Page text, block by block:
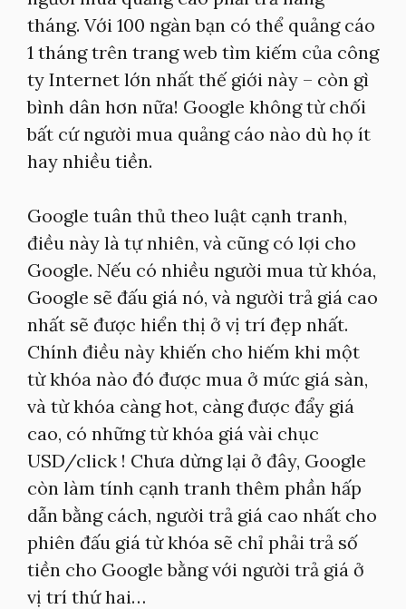
tháng. Với 100 ngàn bạn có thể quảng cáo
1 tháng trên trang web tìm kiếm của công
ty Internet lớn nhất thế giới này – còn gì
bình dân hơn nữa! Google không từ chối
bất cứ người mua quảng cáo nào dù họ ít
hay nhiều tiền.
Google tuân thủ theo luật cạnh tranh,
điều này là tự nhiên, và cũng có lợi cho
Google. Nếu có nhiều người mua từ khóa,
Google sẽ đấu giá nó, và người trả giá cao
nhất sẽ được hiển thị ở vị trí đẹp nhất.
Chính điều này khiến cho hiếm khi một
từ khóa nào đó được mua ở mức giá sàn,
và từ khóa càng hot, càng được đẩy giá
cao, có những từ khóa giá vài chục
USD/click ! Chưa dừng lại ở đây, Google
còn làm tính cạnh tranh thêm phần hấp
dẫn bằng cách, người trả giá cao nhất cho
phiên đấu giá từ khóa sẽ chỉ phải trả số
tiền cho Google bằng với người trả giá ở
vị trí thứ hai…